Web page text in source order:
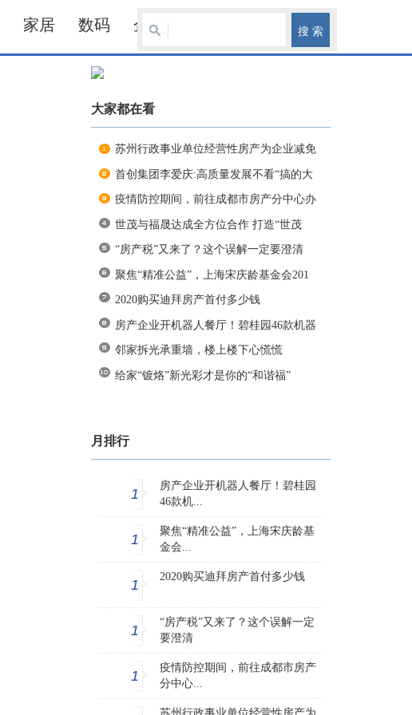
家居 数码 企业
大家都在看
苏州行政事业单位经营性房产为企业减免
首创集团李爱庆:高质量发展不看“搞的大
疫情防控期间，前往成都市房产分中心办
世茂与福晟达成全方位合作 打造“世茂
“房产税”又来了？这个误解一定要澄清
聚焦“精准公益”，上海宋庆龄基金会201
2020购买迪拜房产首付多少钱
房产企业开机器人餐厅！碧桂园46款机器
邻家拆光承重墙，楼上楼下心慌慌
给家“镀烙”新光彩才是你的“和谐福”
月排行
1
房产企业开机器人餐厅！碧桂园
46款机...
1
聚焦“精准公益”，上海宋庆龄基
金会...
1
2020购买迪拜房产首付多少钱
1
“房产税”又来了？这个误解一定
要澄清
1
疫情防控期间，前往成都市房产
分中心...